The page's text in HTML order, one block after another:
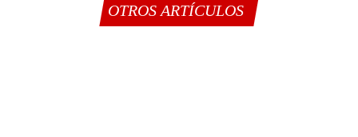
OTROS ARTÍCULOS